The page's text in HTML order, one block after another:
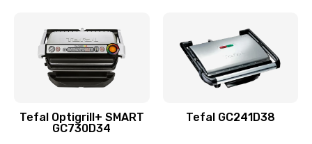
Tefal Optigrill+ SMART
GC730D34
Tefal GC241D38